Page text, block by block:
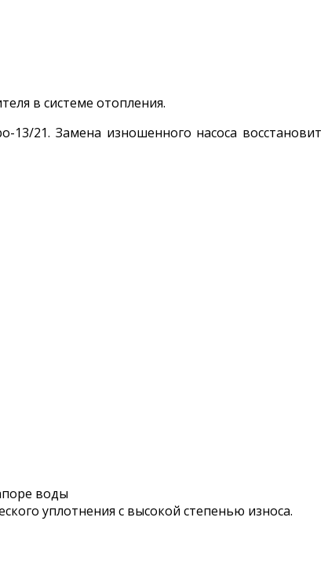
в системе отопления.
13/21. Замена изношенного насоса восстановит
воды
уплотнения с высокой степенью износа.